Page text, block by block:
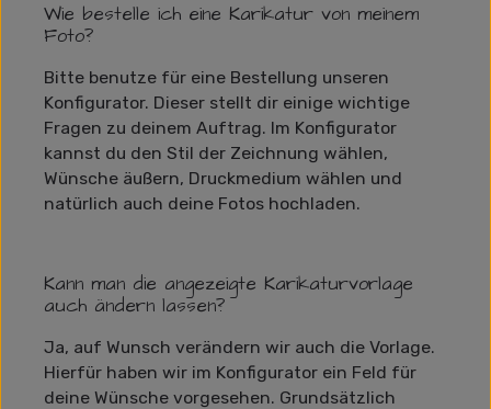
Wie bestelle ich eine Karikatur von meinem
Foto?
Bitte benutze für eine Bestellung unseren
Konfigurator. Dieser stellt dir einige wichtige
Fragen zu deinem Auftrag. Im Konfigurator
kannst du den Stil der Zeichnung wählen,
Wünsche äußern, Druckmedium wählen und
natürlich auch deine Fotos hochladen.
Kann man die angezeigte Karikaturvorlage
auch ändern lassen?
Ja, auf Wunsch verändern wir auch die Vorlage.
Hierfür haben wir im Konfigurator ein Feld für
deine Wünsche vorgesehen. Grundsätzlich